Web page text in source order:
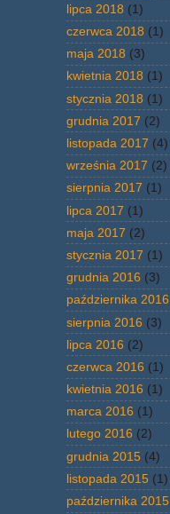
lipca 2018 (1)
czerwca 2018 (1)
maja 2018 (3)
kwietnia 2018 (1)
stycznia 2018 (1)
grudnia 2017 (2)
listopada 2017 (4)
września 2017 (2)
sierpnia 2017 (1)
lipca 2017 (1)
maja 2017 (2)
stycznia 2017 (1)
grudnia 2016 (3)
października 2016
sierpnia 2016 (3)
lipca 2016 (2)
czerwca 2016 (1)
kwietnia 2016 (1)
marca 2016 (1)
lutego 2016 (2)
grudnia 2015 (4)
listopada 2015 (1)
października 2015